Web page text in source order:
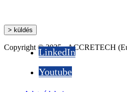
Copyright © 2025 - ACCRETECH
LinkedIn
Youtube